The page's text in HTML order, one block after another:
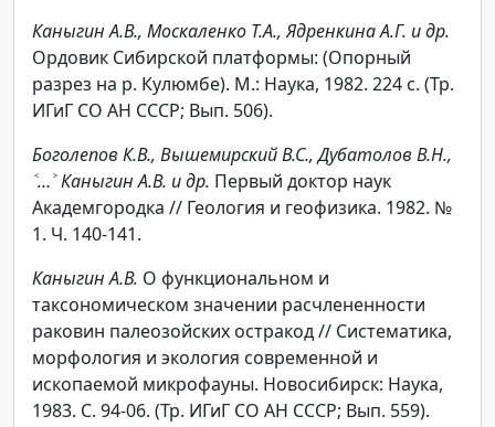
Каныгин А.В., Москаленко Т.А., Ядренкина А.Г. и др.
Ордовик Сибирской платформы: (Опорный
разрез на р. Кулюмбе). М.: Наука, 1982. 224 с. (Тр.
ИГиГ СО АН СССР; Вып. 506).
Боголепов К.В., Вышемирский В.С., Дубатолов В.Н.,
˂…˃ Каныгин А.В. и др. Первый доктор наук
Академгородка // Геология и геофизика. 1982. №
1. Ч. 140-141.
Каныгин А.В. О функциональном и
таксономическом значении расчлененности
раковин палеозойских остракод // Систематика,
морфология и экология современной и
ископаемой микрофауны. Новосибирск: Наука,
1983. С. 94-06. (Тр. ИГиГ СО АН СССР; Вып. 559).